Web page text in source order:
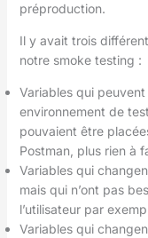
préproduction.
Il y avait trois
notre smoke testing :
Variables qui
environnement de
pouvaient être
Postman, plus rien à
Variables qui
mais qui n’ont pas
l’utilisateur par
Variables qui